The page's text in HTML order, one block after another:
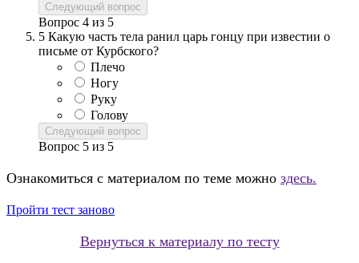
Следующий вопрос
Вопрос 4 из 5
5 Какую часть тела ранил царь гонцу при известии о
письме от Курбского?
Плечо
Ногу
Руку
Голову
Следующий вопрос
Вопрос 5 из 5
Ознакомиться с материалом по теме можно здесь.
Пройти тест заново
Вернуться к материалу по тесту